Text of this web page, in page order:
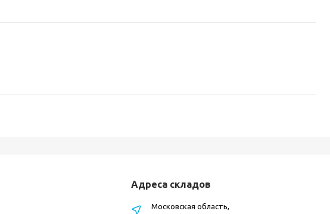
Адреса складов
Московская область,